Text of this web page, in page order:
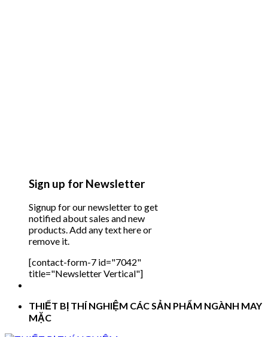
Sign up for Newsletter
Signup for our newsletter to get
notified about sales and new
products. Add any text here or
remove it.
[contact-form-7 id="7042"
title="Newsletter Vertical"]
THIẾT BỊ THÍ NGHIỆM CÁC SẢN PHẨM NGÀNH MAY
MẶC